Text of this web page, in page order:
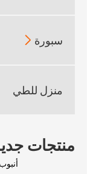
سبورة 
منزل للطي
منتجات